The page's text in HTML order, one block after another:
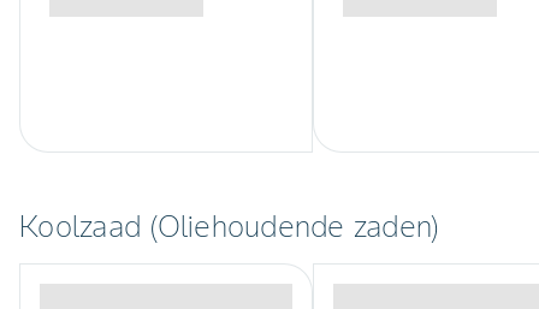
Koolzaad (Oliehoudende zaden)